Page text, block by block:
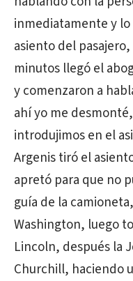
inmediatamente y
asiento del
minutos llegó el
y comenzaron a
ahí yo me
introdujimos en el
Argenis tiró el
apretó para que no
guía de la
Washington, luego
Lincoln, después la
Churchill, haciendo